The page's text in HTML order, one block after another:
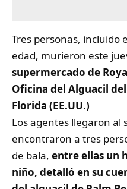
Tres personas, incluido
edad, murieron este
supermercado de
Oficina del Alguacil
Florida (EE.UU.)
Los agentes llegaron al
encontraron a tres
de bala, entre ellas un
niño, detalló en su